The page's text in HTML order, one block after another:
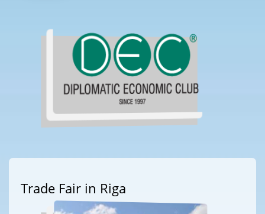
Trade Fair in Riga